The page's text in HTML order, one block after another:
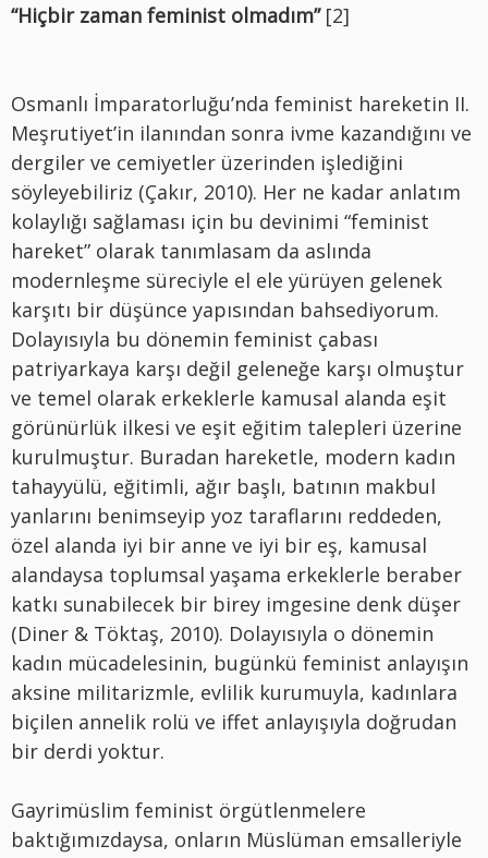
“Hiçbir zaman feminist olmadım” [2]
Osmanlı İmparatorluğu’nda feminist hareketin II.
Meşrutiyet’in ilanından sonra ivme kazandığını ve
dergiler ve cemiyetler üzerinden işlediğini
söyleyebiliriz (Çakır, 2010). Her ne kadar anlatım
kolaylığı sağlaması için bu devinimi “feminist
hareket” olarak tanımlasam da aslında
modernleşme süreciyle el ele yürüyen gelenek
karşıtı bir düşünce yapısından bahsediyorum.
Dolayısıyla bu dönemin feminist çabası
patriyarkaya karşı değil geleneğe karşı olmuştur
ve temel olarak erkeklerle kamusal alanda eşit
görünürlük ilkesi ve eşit eğitim talepleri üzerine
kurulmuştur. Buradan hareketle, modern kadın
tahayyülü, eğitimli, ağır başlı, batının makbul
yanlarını benimseyip yoz taraflarını reddeden,
özel alanda iyi bir anne ve iyi bir eş, kamusal
alandaysa toplumsal yaşama erkeklerle beraber
katkı sunabilecek bir birey imgesine denk düşer
(Diner & Töktaş, 2010). Dolayısıyla o dönemin
kadın mücadelesinin, bugünkü feminist anlayışın
aksine militarizmle, evlilik kurumuyla, kadınlara
biçilen annelik rolü ve iffet anlayışıyla doğrudan
bir derdi yoktur.
Gayrimüslim feminist örgütlenmelere
baktığımızdaysa, onların Müslüman emsalleriyle